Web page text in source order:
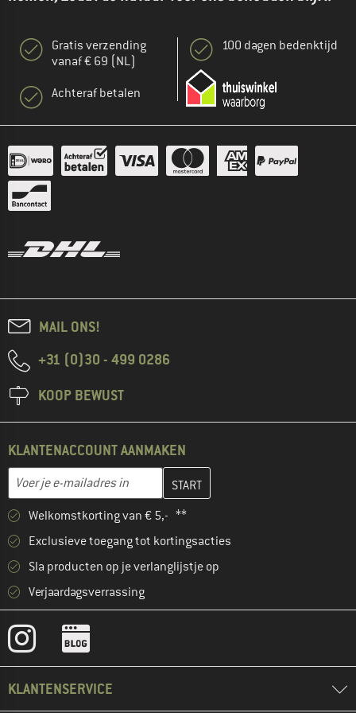
Gratis verzending
vanaf € 69 (NL)
Achteraf betalen
100 dagen bedenktijd
MAIL ONS!
+31 (0)30 - 499 0286
KOOP BEWUST
KLANTENACCOUNT AANMAKEN
Voer je e-mailadres in
Vul je e-mailadres hier in en maak in de volgende stap je
Welkomstkorting van € 5,- **
Exclusieve toegang tot kortingsacties
Sla producten op je verlanglijstje op
Verjaardagsverrassing
KLANTENSERVICE